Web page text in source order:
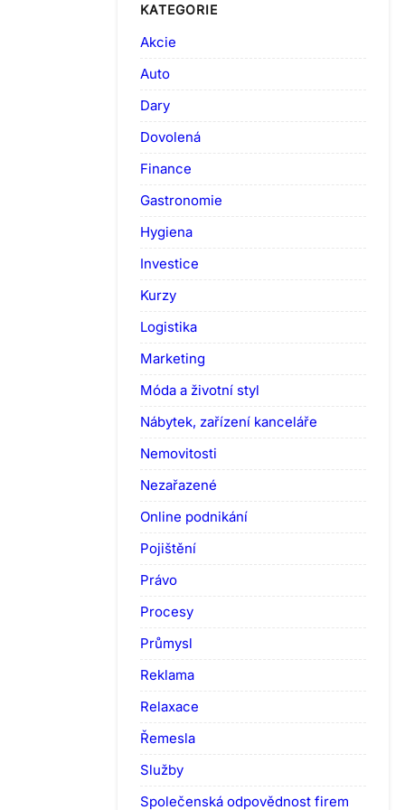
KATEGORIE
Akcie
Auto
Dary
Dovolená
Finance
Gastronomie
Hygiena
Investice
Kurzy
Logistika
Marketing
Móda a životní styl
Nábytek, zařízení kanceláře
Nemovitosti
Nezařazené
Online podnikání
Pojištění
Právo
Procesy
Průmysl
Reklama
Relaxace
Řemesla
Služby
Společenská odpovědnost firem